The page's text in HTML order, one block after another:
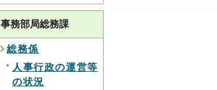
事務部局総務課
総務係
人事行政の運営等
の状況